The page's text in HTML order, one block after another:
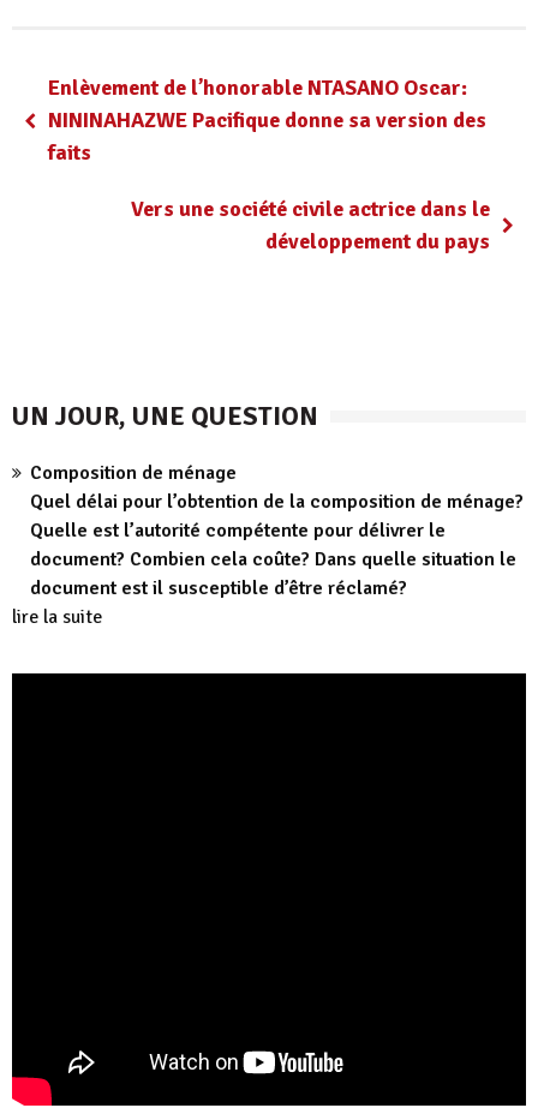
Enlèvement de l’honorable NTASANO Oscar:
NININAHAZWE Pacifique donne sa version des
faits
Vers une société civile actrice dans le
développement du pays
UN JOUR, UNE QUESTION
Composition de ménage
Quel délai pour l’obtention de la composition de ménage?
Quelle est l’autorité compétente pour délivrer le
document? Combien cela coûte? Dans quelle situation le
document est il susceptible d’être réclamé?
lire la suite